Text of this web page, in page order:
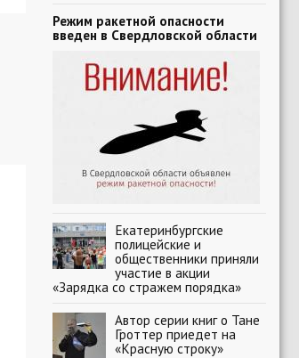
Режим ракетной опасности
введен в Свердловской области
Екатеринбургские
полицейские и
общественники приняли
участие в акции
«Зарядка со стражем порядка»
Автор серии книг о Тане
Гроттер приедет на
«Красную строку»